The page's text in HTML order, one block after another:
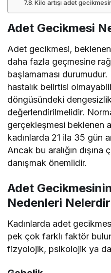
Kilo artışı adet
Adet Gecikmesi
Adet gecikmesi,
daha fazla geçmesine
başlamaması
hastalık belirtisi
döngüsündeki
değerlendirilmelidir.
gerçekleşmesi beklenen
kadınlarda 21 ila 35 gün
Ancak bu aralığın dışına
danışmak önemlidir.
Adet
Nedenleri
Kadınlarda adet
pek çok farklı faktör
fizyolojik, psikolojik ya